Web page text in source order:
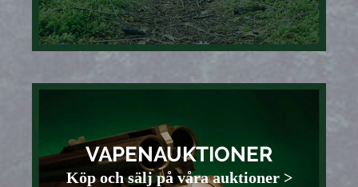
VAPENAUKTIONER
Köp och sälj på våra auktioner >